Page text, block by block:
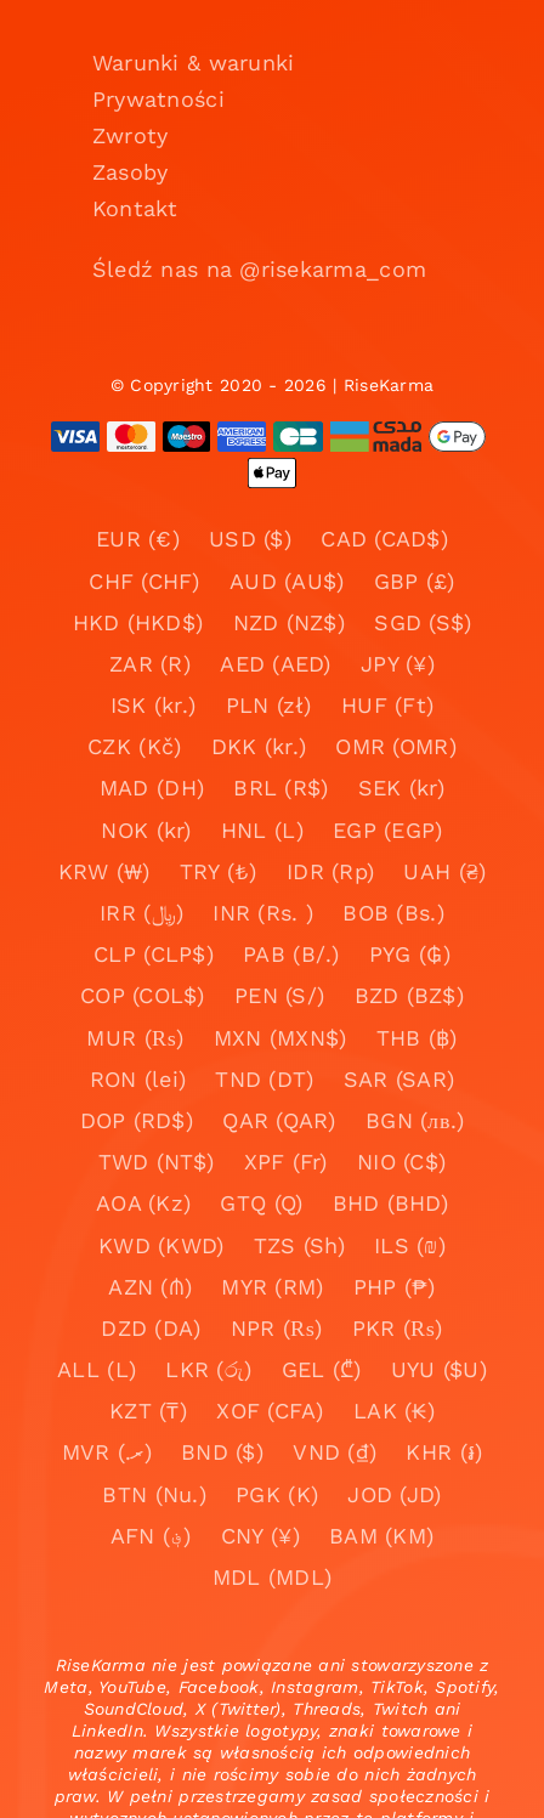
Warunki & warunki
Prywatności
Zwroty
Zasoby
Kontakt
Śledź nas na @risekarma_com
© Copyright 2020 - 2026 | RiseKarma
EUR (€) USD ($)
CAD (CAD$)
CHF (CHF)
AUD (AU$)
GBP (£)
HKD (HKD$)
NZD (NZ$)
SGD (S$)
ZAR (R)
AED (AED)
JPY (¥)
ISK (kr.)
PLN (zł)
HUF (Ft)
CZK (Kč)
DKK (kr.)
OMR (OMR)
MAD (DH)
BRL (R$)
SEK (kr)
NOK (kr)
HNL (L)
EGP (EGP)
KRW (₩)
TRY (₺) IDR (Rp)
UAH (₴)
IRR (﷼)
INR (Rs. )
BOB (Bs.)
CLP (CLP$)
PAB (B/.)
PYG (₲)
COP (COL$)
PEN (S/)
BZD (BZ$)
MUR (₨)
MXN (MXN$)
THB (฿)
RON (lei)
TND (DT)
SAR (SAR)
DOP (RD$)
QAR (QAR)
BGN (лв.)
TWD (NT$)
XPF (Fr)
NIO (C$)
AOA (Kz)
GTQ (Q)
BHD (BHD)
KWD (KWD)
TZS (Sh)
ILS (₪)
AZN (₼)
MYR (RM)
PHP (₱)
DZD (DA)
NPR (₨)
PKR (₨)
ALL (L)
LKR (රු) GEL (₾)
UYU ($U)
KZT (₸)
XOF (CFA)
LAK (₭)
MVR (.ރ)
BND ($) VND (₫)
KHR (៛)
BTN (Nu.)
PGK (K)
JOD (JD)
AFN (؋)
CNY (¥)
BAM (KM)
MDL (MDL)
RiseKarma nie jest powiązane ani stowarzyszone z
Meta, YouTube, Facebook, Instagram, TikTok, Spotify,
SoundCloud, X (Twitter), Threads, Twitch ani
LinkedIn. Wszystkie logotypy, znaki towarowe i
nazwy marek są własnością ich odpowiednich
właścicieli, i nie rościmy sobie do nich żadnych
praw. W pełni przestrzegamy zasad społeczności i